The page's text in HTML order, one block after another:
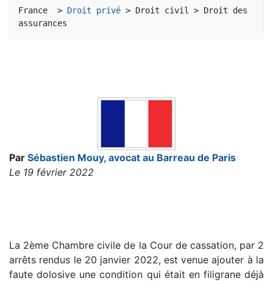
France  > Droit privé > Droit civil > Droit des
Par Sébastien Mouy, avocat au Barreau de Paris
Le 19 février 2022
La 2ème Chambre civile de la Cour de cassation, par 2
arrêts rendus le 20 janvier 2022, est venue ajouter à la
faute dolosive une condition qui était en filigrane déjà